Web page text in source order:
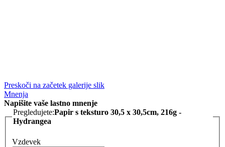
Preskoči na začetek galerije slik
Mnenja
Napišite vaše lastno mnenje
Pregledujete:Papir s teksturo 30,5 x 30,5cm, 216g -
Hydrangea
Vzdevek